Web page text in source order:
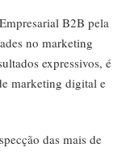
B2B pela
no marketing
expressivos, é
marketing digital e
das mais de